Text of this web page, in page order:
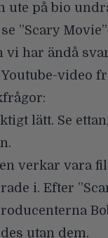
ute på bio
”Scary
vi har ändå
video
lätt. Se
verkar vara
i. Efter
utan dem.